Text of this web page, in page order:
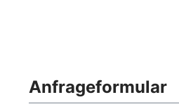
Anfrageformular